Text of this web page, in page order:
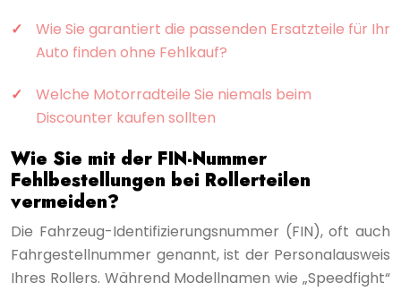
Wie Sie garantiert die passenden Ersatzteile für Ihr
Auto finden ohne Fehlkauf?
Welche Motorradteile Sie niemals beim
Discounter kaufen sollten
Wie Sie mit der FIN-Nummer
Fehlbestellungen bei Rollerteilen
vermeiden?
Die Fahrzeug-Identifizierungsnummer (FIN), oft auch
Fahrgestellnummer genannt, ist der Personalausweis
Ihres Rollers. Während Modellnamen wie „Speedfight“